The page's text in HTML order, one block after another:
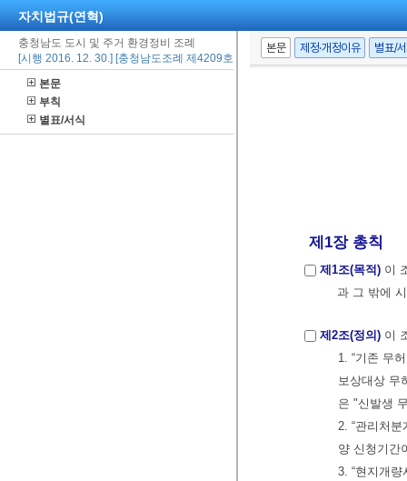
자치법규(연혁)
충청남도 도시 및 주거 환경정비 조례
[시행 2016. 12. 30.] [충청남도조례 제4209호, 2016. 12. 30., 일부개정]
본문
부칙
별표/서식
본문 제정·개정이유 별표/
제1장 총칙
제1조(목적) 이
과 그 밖에
제2조(정의) 이
1. “기존 무
보상대상 무
은 "신발생
2. “관리처
양 신청기간
3. “현지개